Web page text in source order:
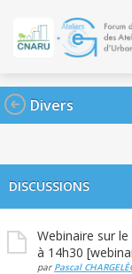
Divers
DISCUSSIONS
Webinaire sur
à 14h30
par Pascal